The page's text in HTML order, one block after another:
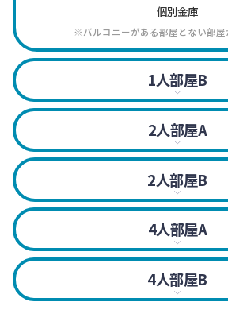
個別金庫
※バルコニーがある部屋とない部屋
1人部屋B
ベッド、机、トイレ、シャワー別、
冷蔵庫、除湿機、電子ケトル、
※2024年1月1日以降この部屋の
※バルコニーがある部屋とない部屋
2人部屋A
ベッド、机、トイレ、シャワー別、
冷蔵庫、除湿機、電子ケトル、
※バルコニーがある部屋とない部屋
※カップル可能
2人部屋B
ベッド、机、トイレ、シャワー別、
冷蔵庫、除湿機、電子ケトル、
※バルコニーがある部屋とない部屋
※カップル可能
4人部屋A
ベッド、机、トイレ、シャワー別、
冷蔵庫、除湿機、電子ケトル、
※バルコニーがある部屋とない部屋
4人部屋B
ベッド、机、トイレ、シャワー別、